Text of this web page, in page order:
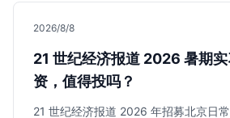
2026/8/8
21 世纪经济报道 2026 暑期
资，值得投吗？
21 世纪经济报道 2026 年招募北京日